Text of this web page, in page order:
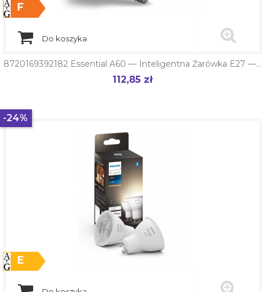
Do koszyka
8720169392182 Essential A60 — Inteligentna Żarówka E27 —...
Cena
112,85 zł
F
-24%
E